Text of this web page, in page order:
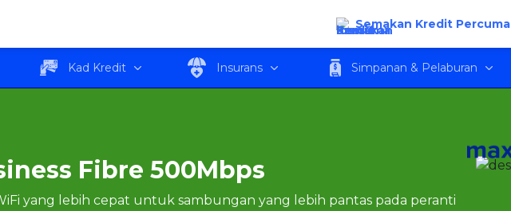
Semakan Kredit Percuma
Kad Kredit Insurans Simpanan & Pelaburan
Business Fibre 500Mbps
Fibre 500Mbps
yang lebih cepat untuk sambungan yang lebih pantas pada peranti